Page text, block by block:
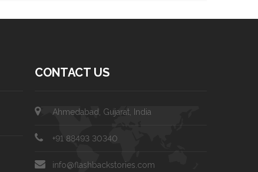
CONTACT US
Ahmedabad, Gujarat, India
+91 88493 30340
info@flashbackstories.com